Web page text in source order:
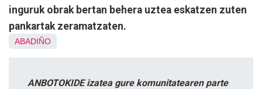
inguruk obrak bertan behera uztea eskatzen zuten
pankartak zeramatzaten.
ABADIÑO
ANBOTOKIDE izatea gure komunitatearen parte